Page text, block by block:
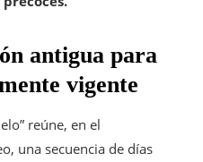
antigua para
vigente
reúne, en el
una secuencia de días